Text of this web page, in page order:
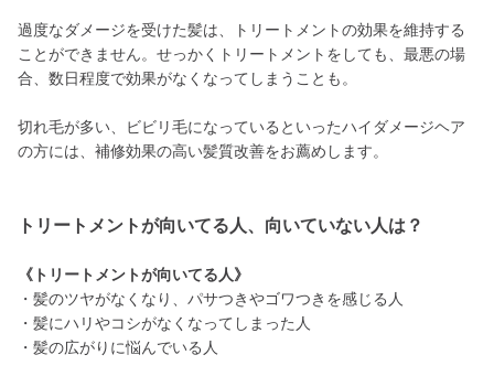
過度なダメージを受けた髪は、トリートメントの効果を維持する
ことができません。せっかくトリートメントをしても、最悪の場
合、数日程度で効果がなくなってしまうことも。
切れ毛が多い、ビビリ毛になっているといったハイダメージヘア
の方には、補修効果の高い髪質改善をお薦めします。
トリートメントが向いてる人、向いていない人は？
《トリートメントが向いてる人》
・髪のツヤがなくなり、パサつきやゴワつきを感じる人
・髪にハリやコシがなくなってしまった人
・髪の広がりに悩んでいる人